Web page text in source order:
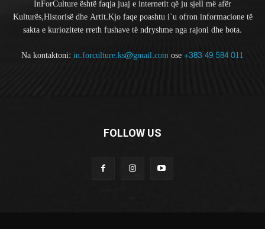
InForCulture është faqja juaj e internetit që ju sjell më afër
Kulturës,Historisë dhe Artit.Kjo faqe poashtu i`u ofron informacione të
sakta e kuriozitete rreth fushave të ndryshme nga rajoni dhe bota.
Na kontaktoni: in.forculture.ks@gmail.comose+383 49 584 011
FOLLOW US